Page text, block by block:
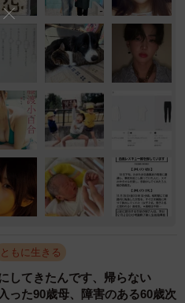
ともに生きる
してきたんです、帰らない
った90歳母、障害のある60歳次